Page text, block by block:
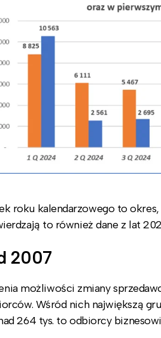
roku kalendarzowego to
to również dane z lat
2007
możliwości zmiany
Wśród nich największą
264 tys. to odbiorcy